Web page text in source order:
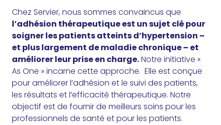
Chez Servier, nous sommes convaincus que
l’adhésion thérapeutique est un sujet clé pour
soigner les patients atteints d’hypertension –
et plus largement de maladie chronique – et
améliorer leur prise en charge.Notre initiative «
As One » incarne cette approche. Elle est conçue
pour améliorer l’adhésion et le suivi des patients,
les résultats et l’efficacité thérapeutique. Notre
objectif est de fournir de meilleurs soins pour les
professionnels de santé et pour les patients.